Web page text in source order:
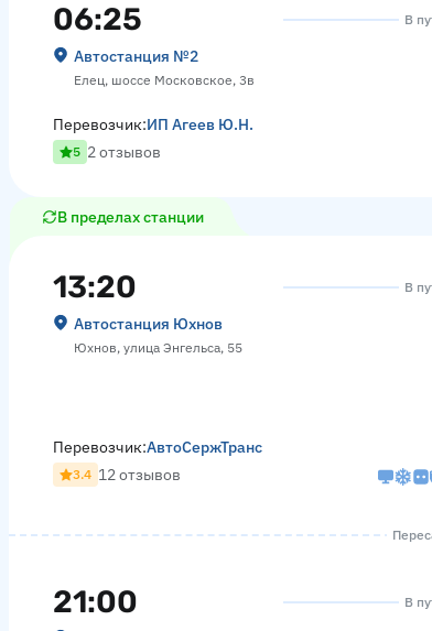
06:25
Автостанция №2
Елец, шоссе Московское, 3в
В
Перевозчик:ИП Агеев Ю.Н.
5 2 отзывов
В пределах станции
13:20
Автостанция Юхнов
Юхнов, улица Энгельса, 55
В
Перевозчик:АвтоСержТранс
3.4 12 отзывов
21:00 В